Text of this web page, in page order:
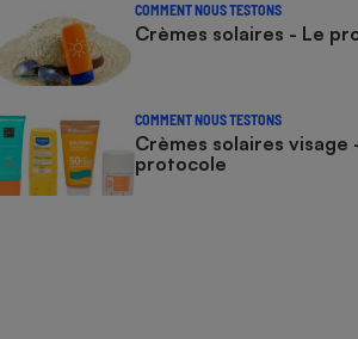
COMMENT NOUS TESTONS
Crèmes solaires - Le
COMMENT NOUS TESTONS
Crèmes solaires visage
protocole